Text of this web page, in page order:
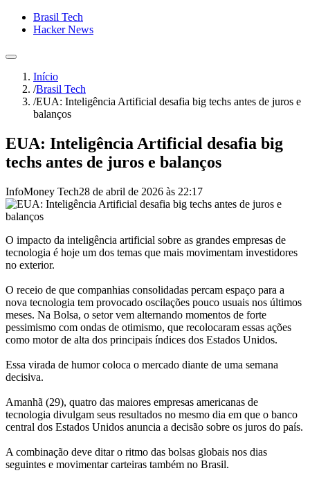
Brasil Tech
Hacker News
Início
/Brasil Tech
/EUA: Inteligência Artificial desafia big techs antes de juros e
balanços
EUA: Inteligência Artificial desafia big
techs antes de juros e balanços
InfoMoney Tech28 de abril de 2026 às 22:17
O impacto da inteligência artificial sobre as grandes empresas de
tecnologia é hoje um dos temas que mais movimentam investidores
no exterior.
O receio de que companhias consolidadas percam espaço para a
nova tecnologia tem provocado oscilações pouco usuais nos últimos
meses. Na Bolsa, o setor vem alternando momentos de forte
pessimismo com ondas de otimismo, que recolocaram essas ações
como motor de alta dos principais índices dos Estados Unidos.
Essa virada de humor coloca o mercado diante de uma semana
decisiva.
Amanhã (29), quatro das maiores empresas americanas de
tecnologia divulgam seus resultados no mesmo dia em que o banco
central dos Estados Unidos anuncia a decisão sobre os juros do país.
A combinação deve ditar o ritmo das bolsas globais nos dias
seguintes e movimentar carteiras também no Brasil.